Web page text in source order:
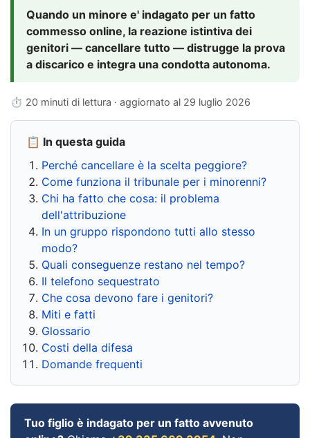
Quando un minore e' indagato per un fatto
commesso online, la reazione istintiva dei
genitori — cancellare tutto — distrugge la prova
a discarico e integra una condotta autonoma.
⏱ 20 minuti di lettura · aggiornato al 29 luglio 2026
📋 In questa guida
Perché cancellare è la scelta peggiore?
Come funziona il tribunale per i minorenni?
Chi ha fatto che cosa: il problema
dell'attribuzione
In un gruppo rispondono tutti allo stesso
modo?
Quali conseguenze restano nel tempo?
Il telefono sequestrato
Che cosa devono fare i genitori?
Miti e fatti
Glossario
Costi della difesa
Domande frequenti
Tuo figlio è indagato per un fatto avvenuto